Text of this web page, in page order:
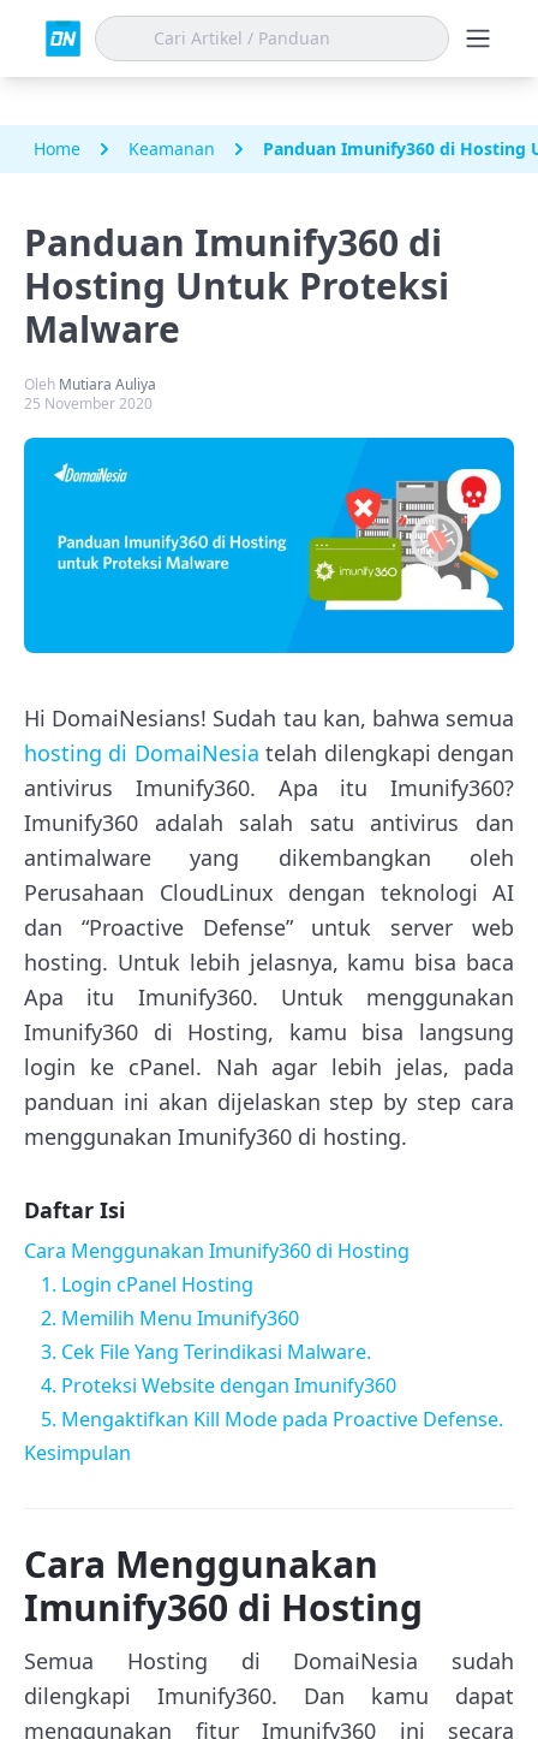
Home Keamanan Panduan Imunify360 di Hosting
Panduan Imunify360 di
Hosting Untuk Proteksi
Malware
Oleh Mutiara Auliya
25 November 2020
Hi DomaiNesians! Sudah tau kan, bahwa semua
hosting di DomaiNesia telah dilengkapi dengan
antivirus Imunify360. Apa itu Imunify360?
Imunify360 adalah salah satu antivirus dan
antimalware yang dikembangkan oleh
Perusahaan CloudLinux dengan teknologi AI
dan “Proactive Defense” untuk server web
hosting. Untuk lebih jelasnya, kamu bisa baca
Apa itu Imunify360. Untuk menggunakan
Imunify360 di Hosting, kamu bisa langsung
login ke cPanel. Nah agar lebih jelas, pada
panduan ini akan dijelaskan step by step cara
menggunakan Imunify360 di hosting.
Daftar Isi
Cara Menggunakan Imunify360 di Hosting
1. Login cPanel Hosting
2. Memilih Menu Imunify360
3. Cek File Yang Terindikasi Malware.
4. Proteksi Website dengan Imunify360
5. Mengaktifkan Kill Mode pada Proactive Defense.
Kesimpulan
Cara Menggunakan
Imunify360 di Hosting
Semua Hosting di DomaiNesia sudah
dilengkapi Imunify360. Dan kamu dapat
menggunakan fitur Imunify360 ini secara